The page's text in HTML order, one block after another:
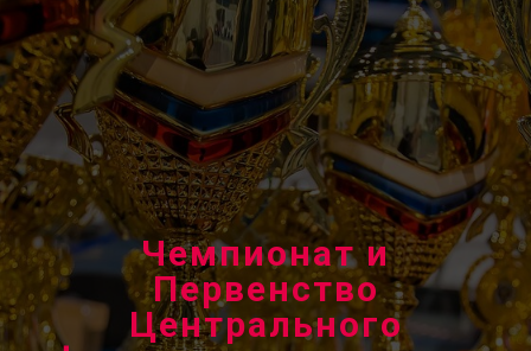
Чемпионат и
Первенство
Центрального